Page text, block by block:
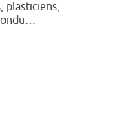
plasticiens,